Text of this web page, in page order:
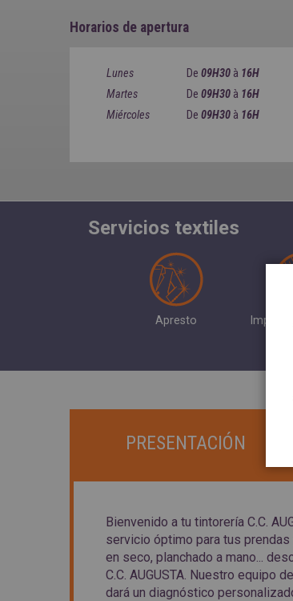
Horarios de apertura
Lunes De 09H30 à 16H
Martes
De 09H30 à 16H
Miércoles
De 09H30 à 16H
Servicios textiles
Apresto
PRESENTACIÓN
Bienvenido a tu tintorería C.C.
servicio óptimo para tus prendas
en seco, planchado a mano...
C.C. AUGUSTA. Nuestro equipo
dará un diagnóstico